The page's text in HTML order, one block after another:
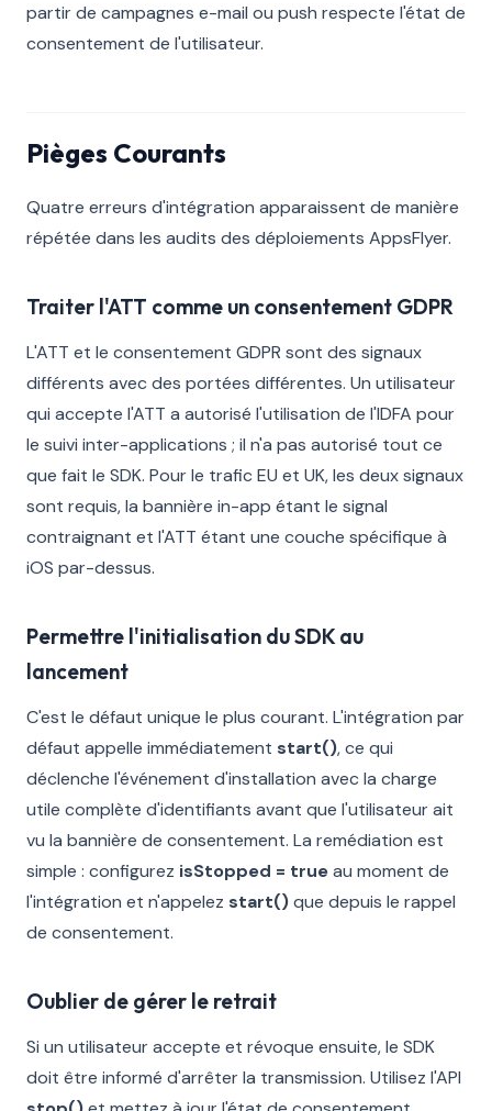
partir de campagnes e-mail ou push respecte l'état de
consentement de l'utilisateur.
Pièges Courants
Quatre erreurs d'intégration apparaissent de manière
répétée dans les audits des déploiements AppsFlyer.
Traiter l'ATT comme un consentement GDPR
L'ATT et le consentement GDPR sont des signaux
différents avec des portées différentes. Un utilisateur
qui accepte l'ATT a autorisé l'utilisation de l'IDFA pour
le suivi inter-applications ; il n'a pas autorisé tout ce
que fait le SDK. Pour le trafic EU et UK, les deux signaux
sont requis, la bannière in-app étant le signal
contraignant et l'ATT étant une couche spécifique à
iOS par-dessus.
Permettre l'initialisation du SDK au
lancement
C'est le défaut unique le plus courant. L'intégration par
défaut appelle immédiatement start(), ce qui
déclenche l'événement d'installation avec la charge
utile complète d'identifiants avant que l'utilisateur ait
vu la bannière de consentement. La remédiation est
simple : configurez isStopped = trueau moment de
l'intégration et n'appelez start()que depuis le rappel
de consentement.
Oublier de gérer le retrait
Si un utilisateur accepte et révoque ensuite, le SDK
doit être informé d'arrêter la transmission. Utilisez l'API